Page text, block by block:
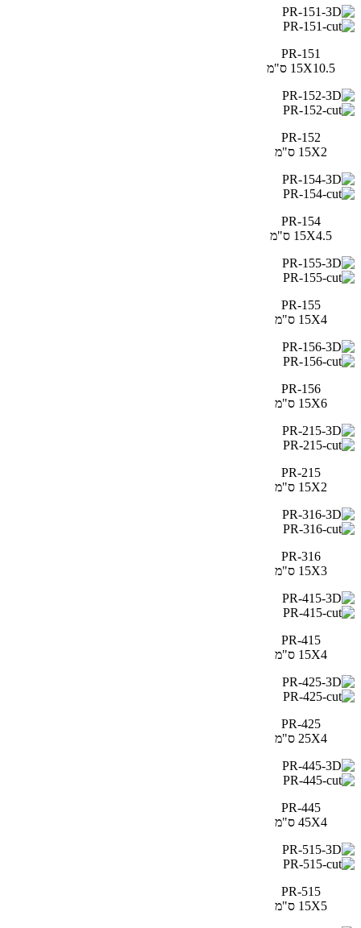
PR-151
15X10.5 ס"מ
PR-152
15X2 ס"מ
PR-154
15X4.5 ס"מ
PR-155
15X4 ס"מ
PR-156
15X6 ס"מ
PR-215
15X2 ס"מ
PR-316
15X3 ס"מ
PR-415
15X4 ס"מ
PR-425
25X4 ס"מ
PR-445
45X4 ס"מ
PR-515
15X5 ס"מ